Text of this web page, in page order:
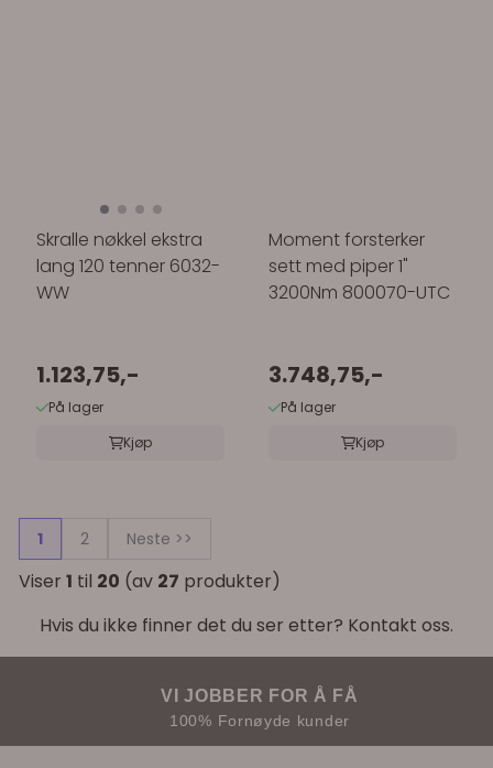
Skralle nøkkel ekstra
lang 120 tenner 6032-
WW
1.123,75,-
På lager
Kjøp
Moment forsterker
sett med piper 1"
3200Nm 800070-UTC
3.748,75,-
På lager
Kjøp
1 2 Neste >>
Viser 1 til 20 (av 27 produkter)
Hvis du ikke finner det du ser etter? Kontakt oss.
VI JOBBER FOR Å FÅ
100% Fornøyde kunder